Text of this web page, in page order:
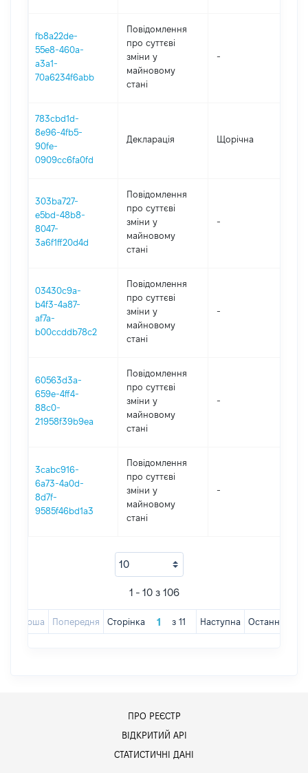
fb8a22de-
55e8-460a-
a3a1-
70a6234f6abb
Повідомлення
про суттєві
зміни y
майновому
стані
-
783cbd1d-
8e96-4fb5-
90fe-
0909cc6fa0fd
Декларація Щорічна
303ba727-
e5bd-48b8-
8047-
3a6f1ff20d4d
Повідомлення
про суттєві
зміни y
майновому
стані
-
03430c9a-
b4f3-4a87-
af7a-
b00ccddb78c2
Повідомлення
про суттєві
зміни y
майновому
стані
-
60563d3a-
659e-4ff4-
88c0-
21958f39b9ea
Повідомлення
про суттєві
зміни y
майновому
стані
-
3cabc916-
6a73-4a0d-
8d7f-
9585f46bd1a3
Повідомлення
про суттєві
зміни y
майновому
стані
-
1 - 10 з 106
Перша Попередня Сторінка з 11 Наступна Остання
ПРО РЕЄСТР
ВІДКРИТИЙ АРІ
СТАТИСТИЧНІ ДАНІ